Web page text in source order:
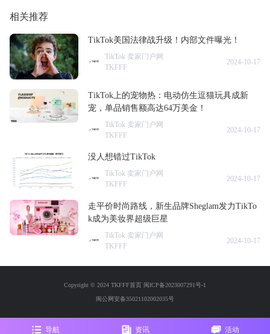
相关推荐
TikTok美国法律战升级！内部文件曝光！
TikTok 卖家门户网
TKFFF
2024-10-17
TikTok上的宠物热：电动仿生逗猫玩具成新
宠，单品销售额高达64万美金！
TikTok 卖家门户网
TKFFF
2024-10-17
没人想错过TikTok
TikTok 卖家门户网
TKFFF
2024-10-17
走平价时尚路线，新生品牌Sheglam发力TikTo
k成为美妆界超级巨星
TikTok 卖家门户网
TKFFF
2024-10-17
Copyright © 2024 TKFFF首页 闽ICP备2023007291号-1
闽公网安备35021102002035号
导航 资讯 活动